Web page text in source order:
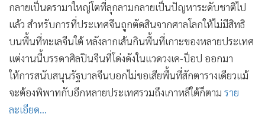
• SMEs
• หุ้น
• อินโดจีน
• กองทุนรวม
• Celeb Online
• Factcheck
• ญี่ปุ่น
กลายเป็นดรามาใหญ่โตที่ลุกลามกลายเป็นปัญหาระดับชาติไป
แล้ว สำหรับการที่ประเทศจีนถูกตัดสินจากศาลโลกให้ไม่มีสิทธิ
บนพื้นที่ทะเลจีนใต้ หลังลากเส้นกินพื้นที่เกาะของหลายประเทศ
แต่งานนี้บรรดาศิลปินจีนที่โด่งดังในแวดวงเค-ป็อป ออกมา
ให้การสนับสนุนรัฐบาลจีนบอกไม่ขอเสียพื้นที่สักตารางเดียวแม้
จะต้องพิพาทกับอีกหลายประเทศรวมถึงเกาหลีใต้ก็ตาม ราย
ละเอียด...